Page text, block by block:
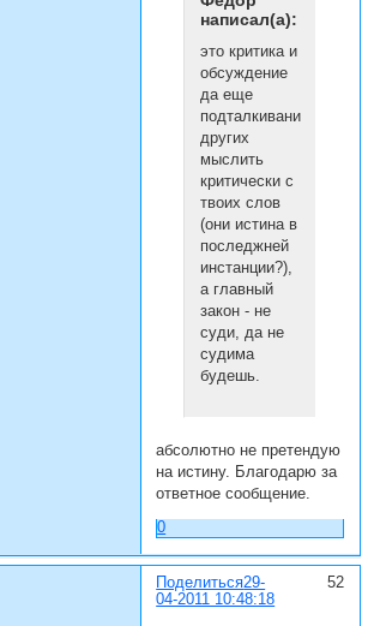
написал(а):
это критика и
обсуждение
да еще
подталкивание
других
мыслить
критически с
твоих слов
(они истина в
последжней
инстанции?),
а главный
закон - не
суди, да не
судима
будешь.
абсолютно не претендую
на истину. Благодарю за
ответное сообщение.
0
Поделиться 52
29-
04-2011 10:48:18